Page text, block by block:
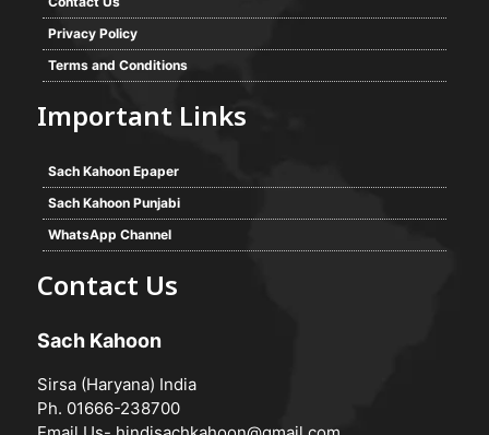
Privacy Policy
Terms and Conditions
Important Links
Sach Kahoon Epaper
Sach Kahoon Punjabi
WhatsApp Channel
Contact Us
Sach Kahoon
Sirsa (Haryana) India
Ph. 01666-238700